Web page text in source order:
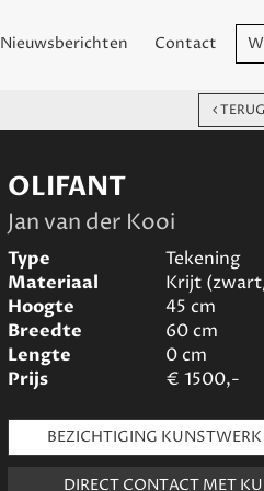
Nieuwsberichten Contact
OLIFANT
Jan van der Kooi
Type
Tekening
Materiaal
Krijt
Hoogte
45 cm
Breedte
60cm
Lengte
0cm
Prijs
€ 1500,-
BEZICHTIGING
DIRECT CONTACT MET